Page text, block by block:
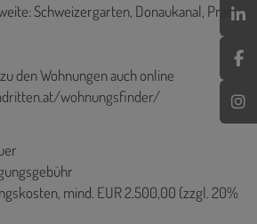
Schweizergarten, Donaukanal, Prater
den Wohnungen auch online
wohnungsfinder/
mind. EUR 2.500,00 (zzgl. 20%